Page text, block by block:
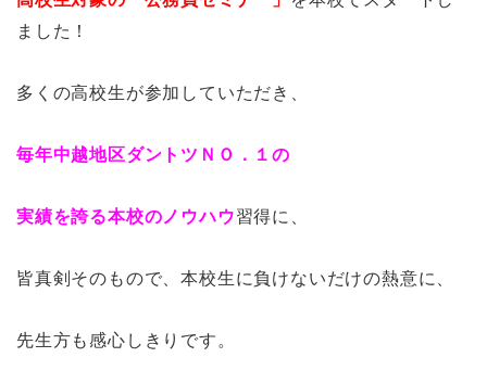
ました！
多くの高校生が参加していただき、
毎年中越地区ダントツＮＯ．１の
実績を誇る本校のノウハウ習得に、
皆真剣そのもので、本校生に負けないだけの熱意に、
先生方も感心しきりです。